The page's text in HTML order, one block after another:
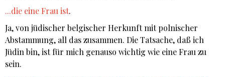
...die eine Frau ist.
Ja, von jüdischer belgischer Herkunft mit polnischer
Abstammung, all das zusammen. Die Tatsache, daß ich
Jüdin bin, ist für mich genauso wichtig wie eine Frau zu
sein.